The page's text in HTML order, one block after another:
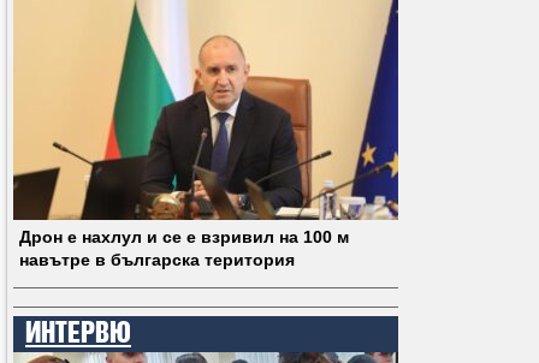
Дрон е нахлул и се е взривил на 100 м
навътре в българска територия
ИНТЕРВЮ